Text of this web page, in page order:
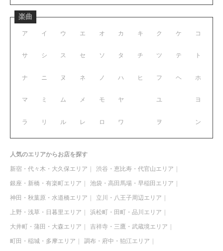
楽曲
ア イ ウ エ オ
サ シ ス セ ソ
ナ ニ ヌ ネ ノ
マ ミ ム メ モ
ラ リ ル レ ロ
カ キ ク ケ コ
タ チ ツ テ ト
ハ ヒ フ ヘ ホ
ヤ ユ ヨ
ワ ヲ ン
人気のエリアからお店を探す
新宿・代々木・大久保エリア 渋谷・恵比寿・代官山エリア
銀座・新橋・有楽町エリア 池袋・高田馬場・早稲田エリア
神田・秋葉原・水道橋エリア 立川・八王子周辺エリア
上野・浅草・日暮里エリア 浜松町・田町・品川エリア
大井町・蒲田・大森エリア 吉祥寺・三鷹・武蔵境エリア
町田・稲城・多摩エリア 調布・府中・狛江エリア